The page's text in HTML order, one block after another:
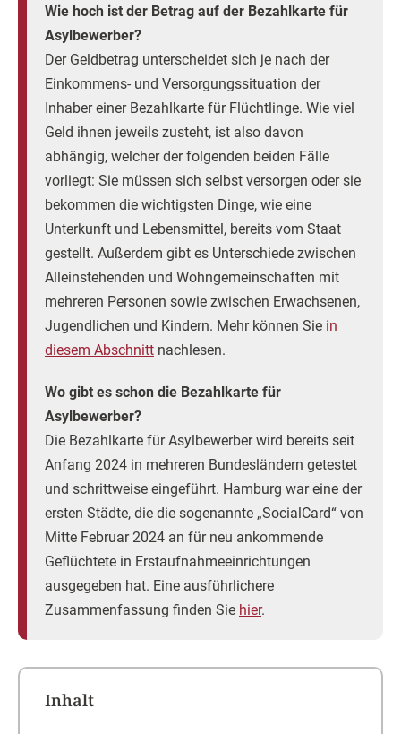
Wie hoch ist der Betrag auf der Bezahlkarte für
Asylbewerber?
Der Geldbetrag unterscheidet sich je nach der
Einkommens- und Versorgungssituation der
Inhaber einer Bezahlkarte für Flüchtlinge. Wie viel
Geld ihnen jeweils zusteht, ist also davon
abhängig, welcher der folgenden beiden Fälle
vorliegt: Sie müssen sich selbst versorgen oder sie
bekommen die wichtigsten Dinge, wie eine
Unterkunft und Lebensmittel, bereits vom Staat
gestellt. Außerdem gibt es Unterschiede zwischen
Alleinstehenden und Wohngemeinschaften mit
mehreren Personen sowie zwischen Erwachsenen,
Jugendlichen und Kindern. Mehr können Sie in
diesem Abschnitt nachlesen.
Wo gibt es schon die Bezahlkarte für
Asylbewerber?
Die Bezahlkarte für Asylbewerber wird bereits seit
Anfang 2024 in mehreren Bundesländern getestet
und schrittweise eingeführt. Hamburg war eine der
ersten Städte, die die sogenannte „SocialCard“ von
Mitte Februar 2024 an für neu ankommende
Geflüchtete in Erstaufnahmeeinrichtungen
ausgegeben hat. Eine ausführlichere
Zusammenfassung finden Sie hier.
Inhalt